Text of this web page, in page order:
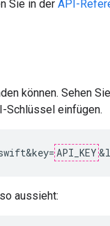
Sie in der API-
können. Sehen
Schlüssel einfügen.
API_KEY
aussieht: